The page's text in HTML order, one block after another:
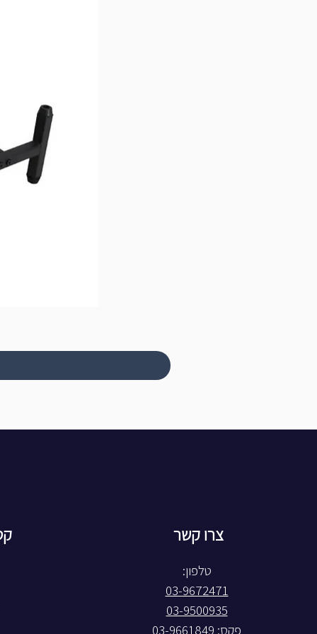
צרו קשר
טלפון:
03-9672471
03-9500935
פקס: 03-9661849